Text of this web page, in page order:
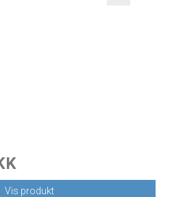
Vis produkt